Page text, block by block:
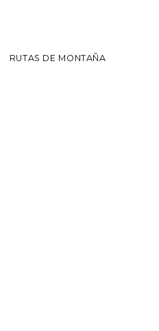
RUTAS DE MONTAÑA